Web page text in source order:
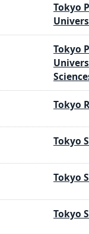
Tokyo
Tokyo
Tokyo
Tokyo
Tokyo
Tokyo